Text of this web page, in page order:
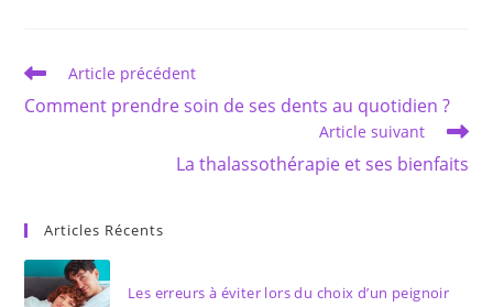
Read
articles
Article précédent
Comment prendre soin de ses dents au quotidien ?
Article suivant
La thalassothérapie et ses bienfaits
Articles Récents
Les erreurs à éviter lors du choix d’un peignoir